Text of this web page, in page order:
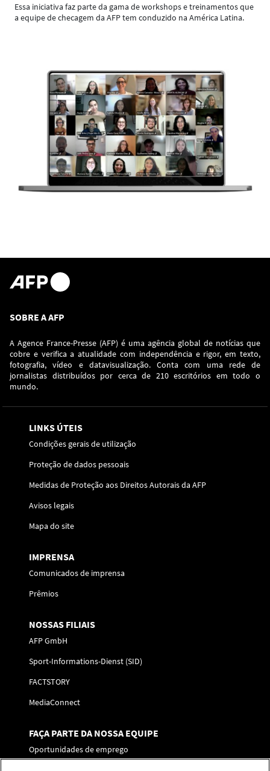
Essa iniciativa faz parte da gama de workshops e treinamentos que
a equipe de checagem da AFP tem conduzido na América Latina.
SOBRE A AFP
A Agence France-Presse (AFP) é uma agência global de notícias que
cobre e verifica a atualidade com independência e rigor, em texto,
fotografia, vídeo e datavisualização. Conta com uma rede de
jornalistas distribuídos por cerca de 210 escritórios em todo o
mundo.
LINKS ÚTEIS
Condições gerais de utilização
Proteção de dados pessoais
Medidas de Proteção aos Direitos Autorais da AFP
Avisos legais
Mapa do site
IMPRENSA
Comunicados de imprensa
Prêmios
NOSSAS FILIAIS
AFP GmbH
Sport-Informations-Dienst (SID)
FACTSTORY
MediaConnect
FAÇA PARTE DA NOSSA EQUIPE
Oportunidades de emprego